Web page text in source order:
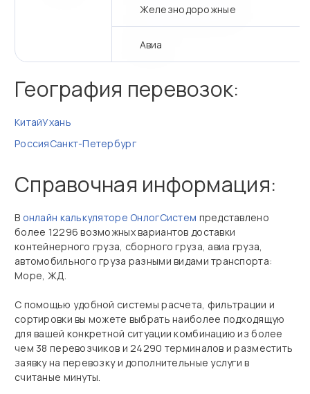
Железнодорожные
Авиа
География перевозок:
КитайУхань
РоссияСанкт-Петербург
Справочная информация:
В онлайн калькуляторе ОнлогСистем представлено
более 12296 возможных вариантов доставки
контейнерного груза, сборного груза, авиа груза,
автомобильного груза разными видами транспорта:
Море, ЖД.
С помощью удобной системы расчета, фильтрации и
сортировки вы можете выбрать наиболее подходящую
для вашей конкретной ситуации комбинацию из более
чем 38 перевозчиков и 24290 терминалов и разместить
заявку на перевозку и дополнительные услуги в
считаные минуты.